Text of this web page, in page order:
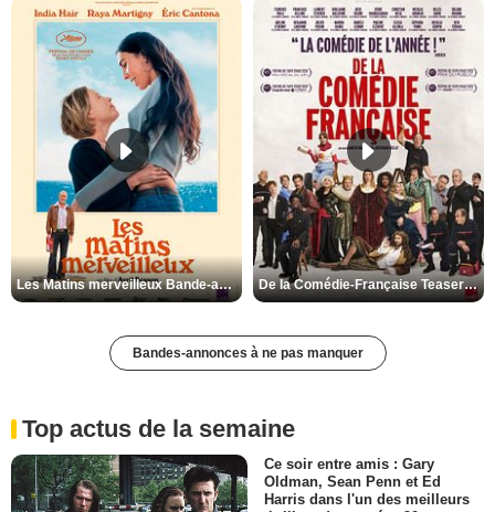
Les Matins merveilleux Bande-annonce VF De la Comédie-Française Teaser VF
Bandes-annonces à ne pas manquer
Top actus de la semaine
Ce soir entre amis : Gary
Oldman, Sean Penn et Ed
Harris dans l'un des meilleurs